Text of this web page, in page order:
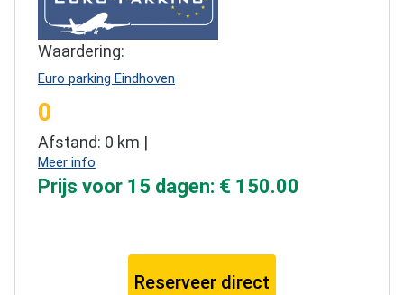
Waardering:
Euro parking Eindhoven
0
Afstand: 0 km |
Meer info
Prijs voor 15 dagen: € 150.00
Reserveer direct